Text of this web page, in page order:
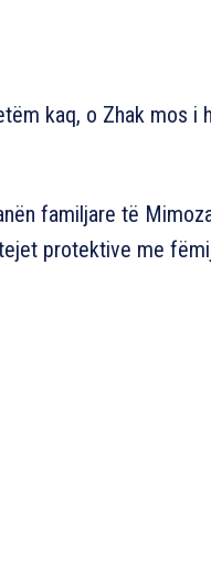
kaq, o Zhak mos
familjare të
protektive me